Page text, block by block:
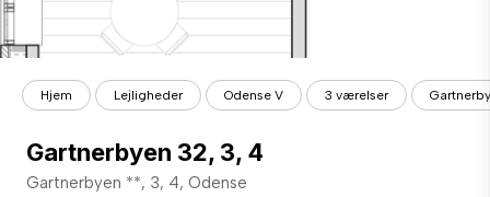
Hjem Lejligheder Odense V 3 værelser
Gartnerbyen 32, 3, 4
Gartnerbyen **, 3, 4, Odense